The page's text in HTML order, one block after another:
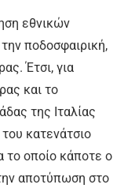
εθνικών
ποδοσφαιρική,
Έτσι, για
και το
της Ιταλίας
κατενάτσιο
το οποίο κάποτε ο
αποτύπωση στο